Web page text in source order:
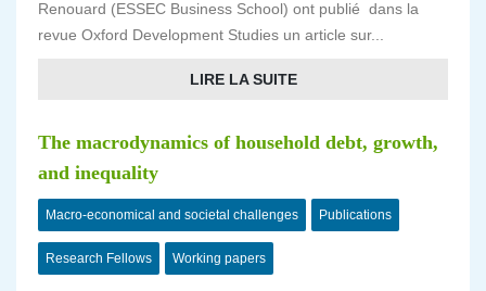
Renouard (ESSEC Business School) ont publié dans la
revue Oxford Development Studies un article sur...
LIRE LA SUITE
The macrodynamics of household debt, growth,
and inequality
Macro-economical and societal challenges Publications
Research Fellows Working papers